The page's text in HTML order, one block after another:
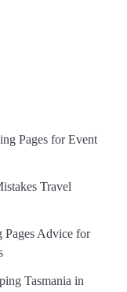
Pages for Event
Travel
Advice for
Tasmania in